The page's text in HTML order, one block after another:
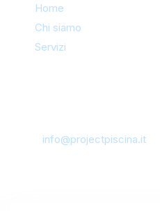
Home
Chi siamo
Servizi
info@projectpiscina.it